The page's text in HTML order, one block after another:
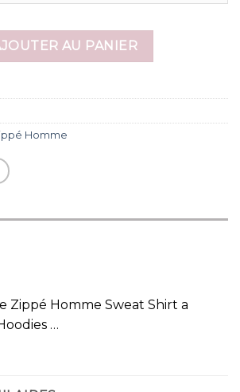
zippé hommeAU PANIER
Homme
Zippé Homme Sweat Shirt a
…